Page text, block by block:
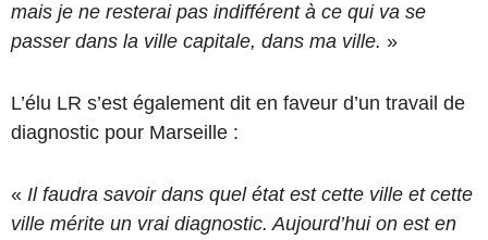
mais je ne resterai pas indifférent à ce qui va se
passer dans la ville capitale, dans ma ville. »
L’élu LR s’est également dit en faveur d’un travail de
diagnostic pour Marseille :
« Il faudra savoir dans quel état est cette ville et cette
ville mérite un vrai diagnostic. Aujourd’hui on est en